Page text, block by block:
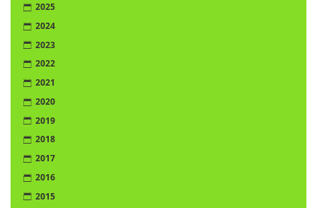
2025
2024
2023
2022
2021
2020
2019
2018
2017
2016
2015